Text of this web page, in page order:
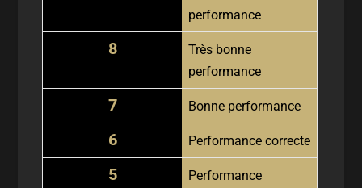
performance
8
Très bonne
performance
7 Bonne performance
6 Performance correcte
5
Performance